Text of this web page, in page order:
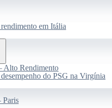
em Itália
Alto Rendimento
do PSG na Virgínia
Paris